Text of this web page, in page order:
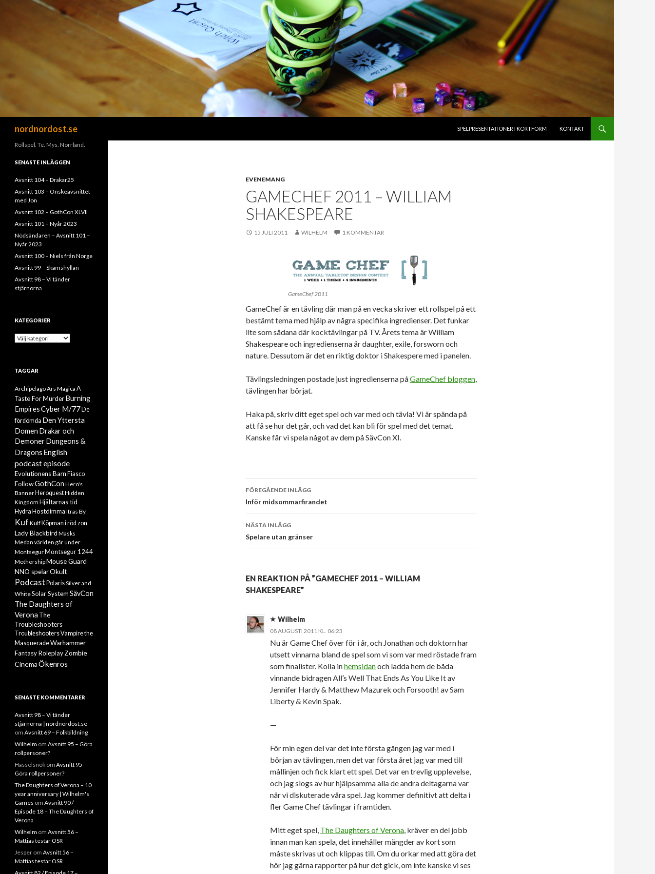
nordnordost.se
SPELPRESENTATIONER I KORTFORM
KONTAKT
EVENEMANG
GAMECHEF 2011 – WILLIAM
SHAKESPEARE
15 JULI 2011 WILHELM 1 KOMMENTAR
GameChef 2011
GameChef är en tävling där man på en vecka skriver ett rollspel på ett
bestämt tema med hjälp av några specifika ingredienser. Det funkar
lite som sådana där kocktävlingar på TV. Årets tema är William
Shakespeare och ingredienserna är daughter, exile, forsworn och
nature. Dessutom är det en riktig doktor i Shakespere med i panelen.
Tävlingsledningen postade just ingredienserna påGameChef bloggen,
tävlingen har börjat.
Haka på, skriv ditt eget spel och var med och tävla! Vi är spända på
att få se hur det går, och vad det kan bli för spel med det temat.
Kanske får vi spela något av dem på SävCon XI.
Inläggsnavigering
FÖREGÅENDE INLÄGG
Inför midsommarfirandet
NÄSTA INLÄGG
Spelare utan gränser
EN REAKTION PÅ ”GAMECHEF 2011 – WILLIAM
SHAKESPEARE”
Wilhelm
08 AUGUSTI 2011 KL. 06:23
Nu är Game Chef över för i år, och Jonathan och doktorn har
utsett vinnarna bland de spel som vi som var med röstade fram
som finalister. Kolla inhemsidanoch ladda hem de båda
vinnande bidragen All’s Well That Ends As You Like It av
Jennifer Hardy & Matthew Mazurek och Forsooth! av Sam
Liberty & Kevin Spak.
—
För min egen del var det inte första gången jag var med i
början av tävlingen, men det var första året jag var med till
mållinjen och fick klart ett spel. Det var en trevlig upplevelse,
och jag slogs av hur hjälpsamma alla de andra deltagarna var
när vi diskuterade våra spel. Jag kommer definitivt att delta i
fler Game Chef tävlingar i framtiden.
Mitt eget spel, The Daughters of Verona, kräver en del jobb
innan man kan spela, det innehåller mängder av kort som
måste skrivas ut och klippas till. Om du orkar med att göra det
hör jag gärna rapporter på hur det gick, om inte kanske vi ses
Rollspel. Te. Mys. Norrland.
SENASTE INLÄGGEN
Avsnitt 104 – Drakar25
Avsnitt 103 – Önskeavsnittet
med Jon
Avsnitt 102 – GothCon XLVII
Avsnitt 101 – Nyår 2023
Nödsändaren – Avsnitt 101 –
Nyår 2023
Avsnitt 100 – Niels från Norge
Avsnitt 99 – Skämshyllan
Avsnitt 98 – Vi tänder
stjärnorna
KATEGORIER
Kategorier
TAGGAR
ArchipelagoArs Magica A
Taste For MurderBurning
EmpiresCyber M/77 De
fördömda Den Yttersta
DomenDrakar och
DemonerDungeons &
Dragons English
podcast episode
Evolutionens Barn Fiasco
FollowGothCon Hero's
Banner HeroquestHidden
Kingdom Hjältarnas tid
Hydra Höstdimma Itras By
Kuf Kulf Köpman i röd zon
Lady Blackbird Masks
Medan världen går under
MontsegurMontsegur 1244
MothershipMouse Guard
NNO spelarOkult
Podcast PolarisSilver and
WhiteSolar SystemSävCon
The Daughters of
VeronaThe
Troubleshooters
TroubleshootersVampire the
MasqueradeWarhammer
Fantasy RoleplayZombie
CinemaÖkenros
SENASTE KOMMENTARER
Avsnitt 98 – Vi tänder
stjärnorna | nordnordost.se
om Avsnitt 69 – Folkbildning
Wilhelm om Avsnitt 95 – Göra
rollpersoner?
Hasselsnok om Avsnitt 95 –
Göra rollpersoner?
The Daughters of Verona – 10
year anniversary | Wilhelm's
Games om Avsnitt 90 /
Episode 18 – The Daughters of
Verona
Wilhelm om Avsnitt 56 –
Mattias testar OSR
Jesper om Avsnitt 56 –
Mattias testar OSR